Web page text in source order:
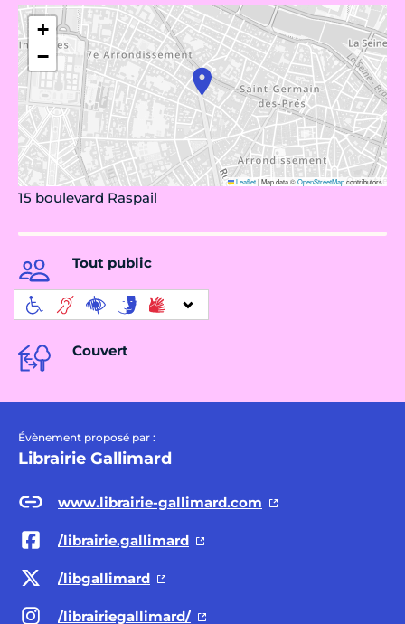
+
−
Leaflet|Map data ©OpenStreetMapcontributors
15 boulevard Raspail
Tout public
Couvert
Évènement proposé par :
Librairie Gallimard
www.librairie-gallimard.com
/librairie.gallimard
/libgallimard
/librairiegallimard/